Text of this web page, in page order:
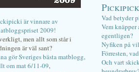
är vinnare av
2009!
men allt som står i
är väl sant?
gör Sveriges bästa matblogg,
om mat 6/11-09,
Vad betyder
Vem
egentligen?
Nyfiken på
Förresten,
Och vart